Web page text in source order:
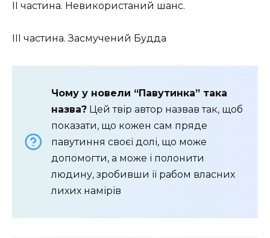
ІІ частина. Невикористаний шанс.
ІІІ частина. Засмучений Будда
Чому у новели “Павутинка” така
назва? Цей твір автор назвав так, щоб
показати, що кожен сам пряде
павутиння своєї долі, що може
допомогти, а може і полонити
людину, зробивши її рабом власних
лихих намірів